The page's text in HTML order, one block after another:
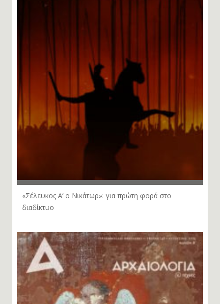
«Σέλευκος Α’ ο Νικάτωρ»: για πρώτη φορά στο
διαδίκτυο